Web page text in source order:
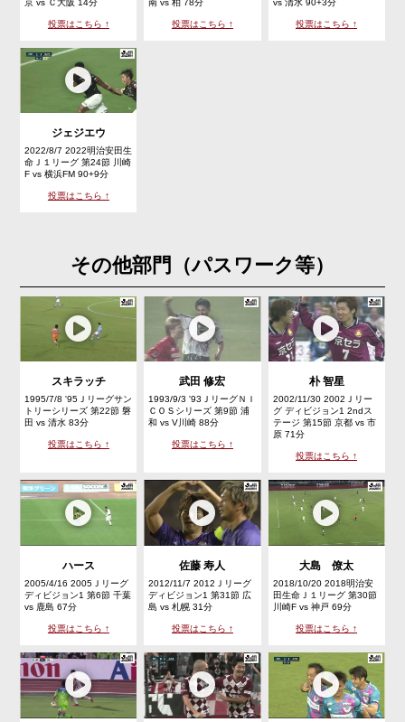
京 vs Ｃ大阪 14分
投票はこちら ↑
南 vs 柏 78分
投票はこちら ↑
vs 清水 90+3分
投票はこちら ↑
ジェジエウ
2022/8/7 2022明治安田生
命Ｊ１リーグ 第24節 川崎
F vs 横浜FM 90+9分
投票はこちら ↑
その他部門（パスワーク等）
スキラッチ
1995/7/8 '95Ｊリーグサン
トリーシリーズ 第22節 磐
田 vs 清水 83分
投票はこちら ↑
武田 修宏
1993/9/3 '93ＪリーグＮＩ
ＣＯＳシリーズ 第9節 浦
和 vs V川崎 88分
投票はこちら ↑
朴 智星
2002/11/30 2002Ｊリー
グ ディビジョン1 2ndス
テージ 第15節 京都 vs 市
原 71分
投票はこちら ↑
ハース
2005/4/16 2005Ｊリーグ
ディビジョン1 第6節 千葉
vs 鹿島 67分
投票はこちら ↑
佐藤 寿人
2012/11/7 2012Ｊリーグ
ディビジョン1 第31節 広
島 vs 札幌 31分
投票はこちら ↑
大島 僚太
2018/10/20 2018明治安
田生命Ｊ１リーグ 第30節
川崎F vs 神戸 69分
投票はこちら ↑